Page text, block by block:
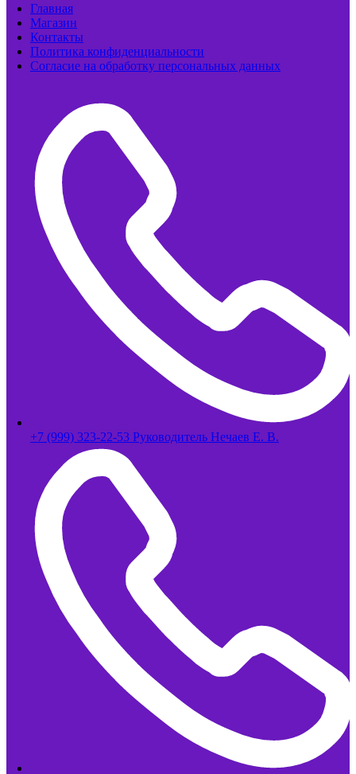
Главная
Магазин
Контакты
Политика конфиденциальности
Согласие на обработку персональных данных
+7 (999) 323-22-53 Руководитель Нечаев Е. В.